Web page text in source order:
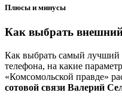
Плюсы и минусы
Как выбрать
Как выбрать самый лучший
телефона, на какие
«Комсомольской правде»
сотовой связи Валерий